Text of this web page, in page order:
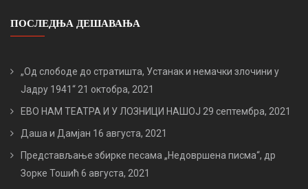
ПОСЛЕДЊА ДЕШАВАЊА
„Од слободе до стратишта, Устанак и немачки злочини у
Јадру 1941“ 21 октобра, 2021
ЕВО НАМ ТЕАТРА И У ЛОЗНИЦИ НАШОЈ 29 септембра, 2021
Даша и Дамјан 16 августа, 2021
Представљање збирке песама „Недовршена писма“, др
Зорке Тошић 6 августа, 2021